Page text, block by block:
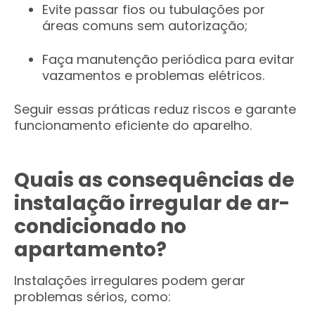
Evite passar fios ou tubulações por
áreas comuns sem autorização;
Faça manutenção periódica para evitar
vazamentos e problemas elétricos.
Seguir essas práticas reduz riscos e garante
funcionamento eficiente do aparelho.
Quais as consequências de
instalação irregular de ar-
condicionado no
apartamento?
Instalações irregulares podem gerar
problemas sérios, como: